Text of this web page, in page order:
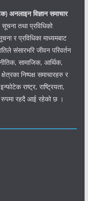
अनलाइन विज्ञान समाचार
तथा प्रविधिको
र प्रविधिका माध्यमबाट
संसारभरि जीवन परिवर्तन
सामाजिक, आर्थिक,
निष्पक्ष समाचारहरु र
राष्ट्र, राष्ट्रियता,
रुपमा रहदै आई रहेको छ ।